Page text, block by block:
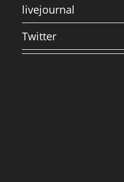
livejournal
Twitter